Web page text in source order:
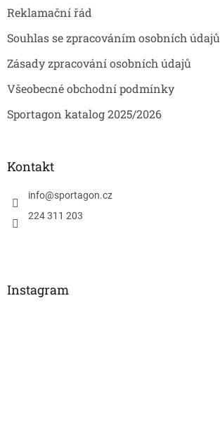
Reklamační řád
Souhlas se zpracováním osobních údajů
Zásady zpracování osobních údajů
Všeobecné obchodní podmínky
Sportagon katalog 2025/2026
Kontakt
info@sportagon.cz
224 311 203
Instagram